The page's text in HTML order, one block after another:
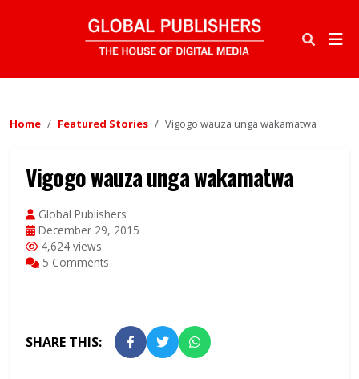
Home Featured Stories Vigogo wauza unga wakamatwa
Vigogo wauza unga wakamatwa
Global Publishers
December 29, 2015
4,624 views
5 Comments
SHARE THIS: